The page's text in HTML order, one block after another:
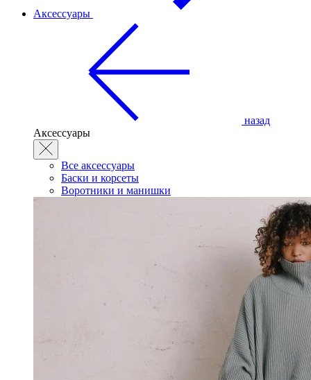
Аксессуары
назад
Аксессуары
Все аксессуары
Баски и корсеты
Воротники и манишки